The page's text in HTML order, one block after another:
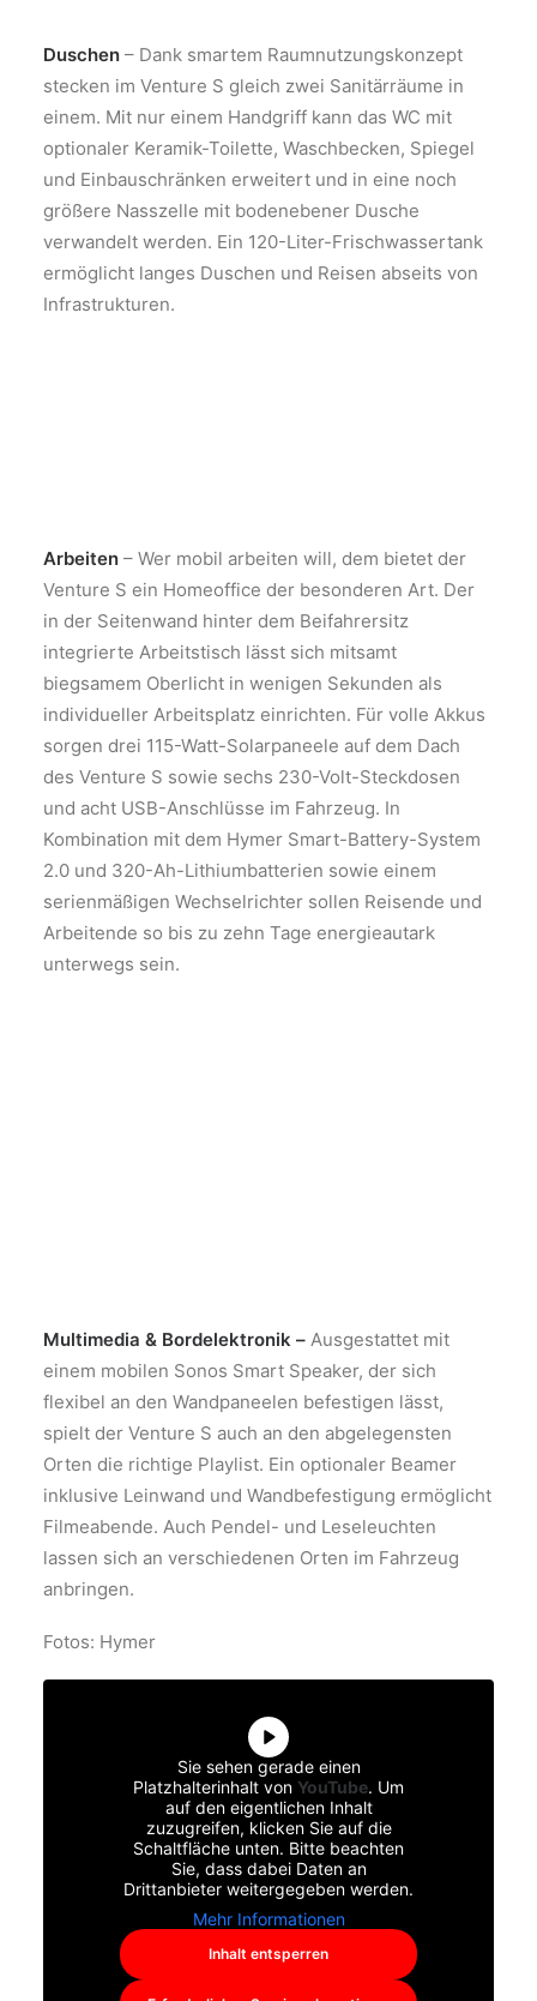
Duschen – Dank smartem Raumnutzungskonzept
stecken im Venture S gleich zwei Sanitärräume in
einem. Mit nur einem Handgriff kann das WC mit
optionaler Keramik-Toilette, Waschbecken, Spiegel
und Einbauschränken erweitert und in eine noch
größere Nasszelle mit bodenebener Dusche
verwandelt werden. Ein 120-Liter-Frischwassertank
ermöglicht langes Duschen und Reisen abseits von
Infrastrukturen.
Arbeiten – Wer mobil arbeiten will, dem bietet der
Venture S ein Homeoffice der besonderen Art. Der
in der Seitenwand hinter dem Beifahrersitz
integrierte Arbeitstisch lässt sich mitsamt
biegsamem Oberlicht in wenigen Sekunden als
individueller Arbeitsplatz einrichten. Für volle Akkus
sorgen drei 115-Watt-Solarpaneele auf dem Dach
des Venture S sowie sechs 230-Volt-Steckdosen
und acht USB-Anschlüsse im Fahrzeug. In
Kombination mit dem Hymer Smart-Battery-System
2.0 und 320-Ah-Lithiumbatterien sowie einem
serienmäßigen Wechselrichter sollen Reisende und
Arbeitende so bis zu zehn Tage energieautark
unterwegs sein.
Multimedia & Bordelektronik – Ausgestattet mit
einem mobilen Sonos Smart Speaker, der sich
flexibel an den Wandpaneelen befestigen lässt,
spielt der Venture S auch an den abgelegensten
Orten die richtige Playlist. Ein optionaler Beamer
inklusive Leinwand und Wandbefestigung ermöglicht
Filmeabende. Auch Pendel- und Leseleuchten
lassen sich an verschiedenen Orten im Fahrzeug
anbringen.
Fotos: Hymer
Sie sehen gerade einen
Platzhalterinhalt von YouTube. Um
auf den eigentlichen Inhalt
zuzugreifen, klicken Sie auf die
Schaltfläche unten. Bitte beachten
Sie, dass dabei Daten an
Drittanbieter weitergegeben werden.
Mehr Informationen
Inhalt entsperren